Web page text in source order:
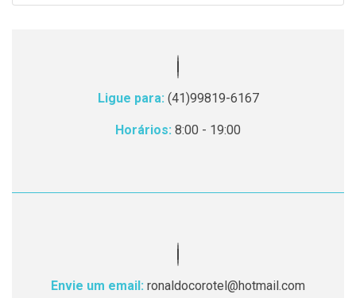
Ligue para: (41)99819-6167
Horários: 8:00 - 19:00
Envie um email: ronaldocorotel@hotmail.com